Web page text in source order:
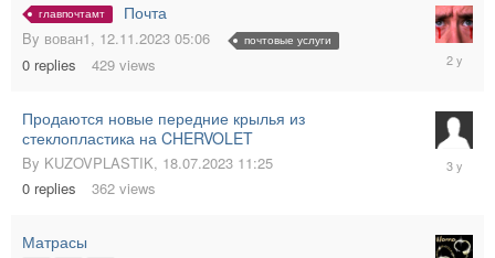
главпочтамт Почта
By вован1, 12.11.2023 05:06 почтовые услуги
0 replies 429 views
05:06
Продаются новые передние крылья из
стеклопластика на CHERVOLET
By KUZOVPLASTIK, 18.07.2023 11:25
0 replies 362 views
11:25
Матрасы